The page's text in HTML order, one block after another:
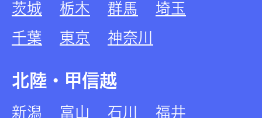
茨城 栃木 群馬
埼玉
千葉
東京 神奈川
北陸・甲信越
新潟 富山 石川
福井